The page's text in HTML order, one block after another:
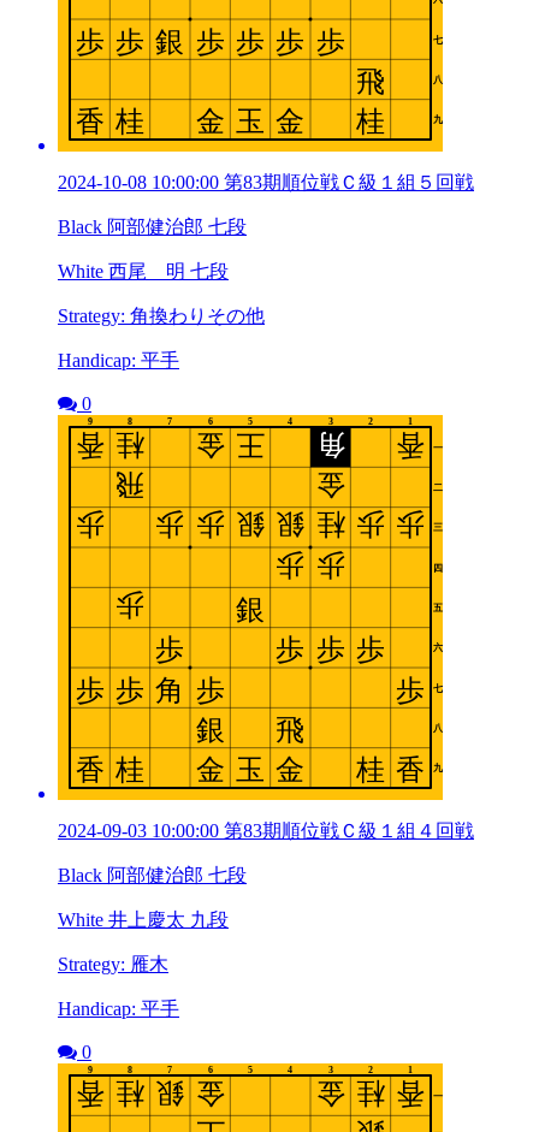
2024-10-08 10:00:00 第83期順位戦Ｃ級１組５回戦
Black 阿部健治郎 七段
White 西尾 明 七段
Strategy: 角換わりその他
Handicap: 平手
0
2024-09-03 10:00:00 第83期順位戦Ｃ級１組４回戦
Black 阿部健治郎 七段
White 井上慶太 九段
Strategy: 雁木
Handicap: 平手
0